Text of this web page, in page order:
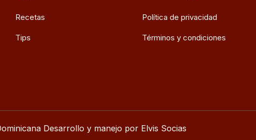
Recetas
Tips
Política de privacidad
Términos y condiciones
Desarrollo y manejo por Elvis Socias